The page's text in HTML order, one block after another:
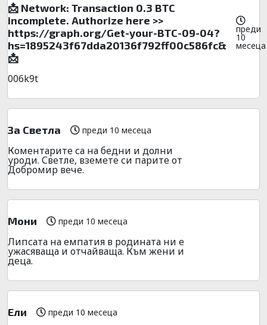
📩 Network: Transaction 0.3 BTC
incomplete. Authorize here >>
https://graph.org/Get-your-BTC-09-04?
hs=1895243f67dda20136f792ff00c586fc&
📩
преди
10
месеца
006k9t
За Светла преди 10 месеца
Коментарите са на бедни и долни
уроди. Светле, вземете си парите от
Добромир вече.
Мони преди 10 месеца
Липсата на емпатия в родината ни е
ужасяваща и отчайваща. Към жени и
деца.
Ели преди 10 месеца